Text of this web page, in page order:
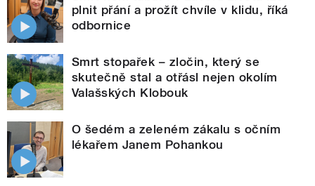
plnit přání a prožít chvíle v klidu, říká
odbornice
Smrt stopařek – zločin, který se
skutečně stal a otřásl nejen okolím
Valašských Klobouk
O šedém a zeleném zákalu s očním
lékařem Janem Pohankou